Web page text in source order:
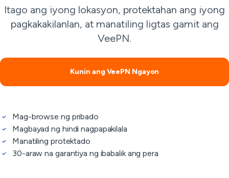
Itago ang iyong lokasyon, protektahan ang iyong
pagkakakilanlan, at manatiling ligtas gamit ang
VeePN.
Kunin ang VeePN Ngayon
Mag-browse ng pribado
Magbayad ng hindi nagpapakilala
Manatiling protektado
30-araw na garantiya ng ibabalik ang pera